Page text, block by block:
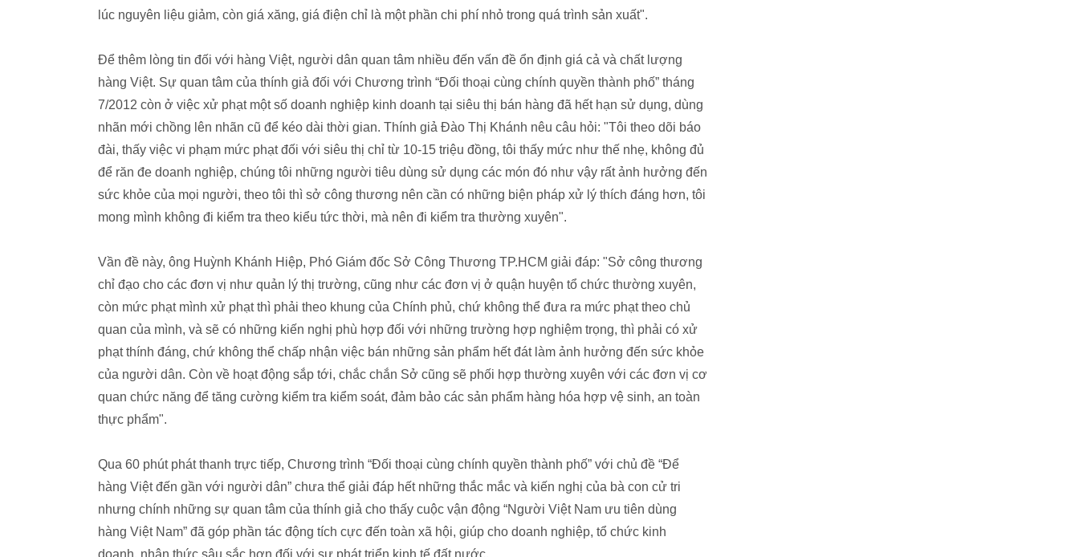
lúc nguyên liệu giảm, còn giá xăng, giá điện chỉ là một phần chi phí nhỏ trong quá trình sản xuất".
Để thêm lòng tin đối với hàng Việt, người dân quan tâm nhiều đến vấn đề ổn định giá cả và chất lượng
hàng Việt. Sự quan tâm của thính giả đối với Chương trình “Đối thoại cùng chính quyền thành phố” tháng
7/2012 còn ở việc xử phạt một số doanh nghiệp kinh doanh tại siêu thị bán hàng đã hết hạn sử dụng, dùng
nhãn mới chồng lên nhãn cũ để kéo dài thời gian. Thính giả Đào Thị Khánh nêu câu hỏi: "Tôi theo dõi báo
đài, thấy việc vi phạm mức phạt đối với siêu thị chỉ từ 10-15 triệu đồng, tôi thấy mức như thế nhẹ, không đủ
để răn đe doanh nghiệp, chúng tôi những người tiêu dùng sử dụng các món đó như vậy rất ảnh hưởng đến
sức khỏe của mọi người, theo tôi thì sở công thương nên cần có những biện pháp xử lý thích đáng hơn, tôi
mong mình không đi kiểm tra theo kiểu tức thời, mà nên đi kiểm tra thường xuyên".
Vần đề này, ông Huỳnh Khánh Hiệp, Phó Giám đốc Sở Công Thương TP.HCM giải đáp: "Sở công thương
chỉ đạo cho các đơn vị như quản lý thị trường, cũng như các đơn vị ở quận huyện tổ chức thường xuyên,
còn mức phạt mình xử phạt thì phải theo khung của Chính phủ, chứ không thể đưa ra mức phạt theo chủ
quan của mình, và sẽ có những kiến nghị phù hợp đối với những trường hợp nghiệm trọng, thì phải có xử
phạt thính đáng, chứ không thể chấp nhận việc bán những sản phẩm hết đát làm ảnh hưởng đến sức khỏe
của người dân. Còn về hoạt động sắp tới, chắc chắn Sở cũng sẽ phối hợp thường xuyên với các đơn vị cơ
quan chức năng để tăng cường kiểm tra kiểm soát, đảm bảo các sản phẩm hàng hóa hợp vệ sinh, an toàn
thực phẩm".
Qua 60 phút phát thanh trực tiếp, Chương trình “Đối thoại cùng chính quyền thành phố” với chủ đề “Để
hàng Việt đến gần với người dân” chưa thể giải đáp hết những thắc mắc và kiến nghị của bà con cử tri
nhưng chính những sự quan tâm của thính giả cho thấy cuộc vận động “Người Việt Nam ưu tiên dùng
hàng Việt Nam” đã góp phần tác động tích cực đến toàn xã hội, giúp cho doanh nghiệp, tổ chức kinh
doanh, nhận thức sâu sắc hơn đối với sự phát triển kinh tế đất nước.